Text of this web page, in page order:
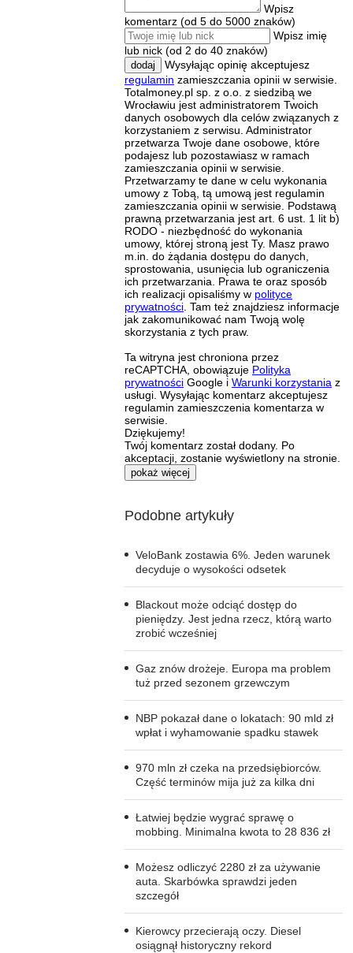
Wpisz
komentarz (od 5 do 5000 znaków)
Wpisz imię
lub nick (od 2 do 40 znaków)
dodaj
Wysyłając opinię akceptujesz
regulamin zamieszczania opinii w serwisie.
Totalmoney.pl sp. z o.o. z siedzibą we
Wrocławiu jest administratorem Twoich
danych osobowych dla celów związanych z
korzystaniem z serwisu. Administrator
przetwarza Twoje dane osobowe, które
podajesz lub pozostawiasz w ramach
zamieszczania opinii w serwisie.
Przetwarzamy te dane w celu wykonania
umowy z Tobą, tą umową jest regulamin
zamieszczania opinii w serwisie. Podstawą
prawną przetwarzania jest art. 6 ust. 1 lit b)
RODO - niezbędność do wykonania
umowy, której stroną jest Ty. Masz prawo
m.in. do żądania dostępu do danych,
sprostowania, usunięcia lub ograniczenia
ich przetwarzania. Prawa te oraz sposób
ich realizacji opisaliśmy w polityce
prywatności . Tam też znajdziesz informacje
jak zakomunikować nam Twoją wolę
skorzystania z tych praw.
Ta witryna jest chroniona przez
reCAPTCHA, obowiązuje Polityka
prywatności Google i Warunki korzystania z
usługi. Wysyłając komentarz akceptujesz
regulamin zamieszczenia komentarza w
serwisie.
Dziękujemy!
Twój komentarz został dodany. Po
akceptacji, zostanie wyświetlony na stronie.
pokaż więcej
Podobne artykuły
VeloBank zostawia 6%. Jeden warunek
decyduje o wysokości odsetek
Blackout może odciąć dostęp do
pieniędzy. Jest jedna rzecz, którą warto
zrobić wcześniej
Gaz znów drożeje. Europa ma problem
tuż przed sezonem grzewczym
NBP pokazał dane o lokatach: 90 mld zł
wpłat i wyhamowanie spadku stawek
970 mln zł czeka na przedsiębiorców.
Część terminów mija już za kilka dni
Łatwiej będzie wygrać sprawę o
mobbing. Minimalna kwota to 28 836 zł
Możesz odliczyć 2280 zł za używanie
auta. Skarbówka sprawdzi jeden
szczegół
Kierowcy przecierają oczy. Diesel
osiągnął historyczny rekord